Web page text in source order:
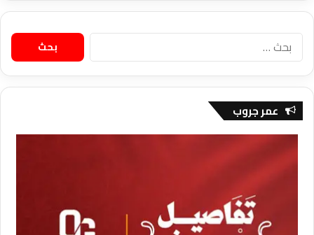
البحث
عن:
عمر جروب